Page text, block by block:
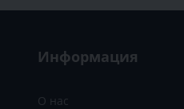
Информация
О нас